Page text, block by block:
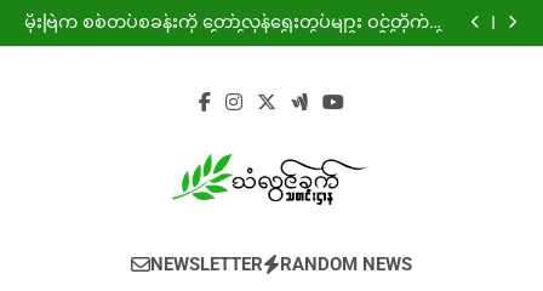
Skip
to
မိုးဗြဲက စစ်တပ်စခန်းကို တော်လှန်ရေးတပ်များ ဝင်တိုက်ပြီး
သုံ့ပန်းနှင့် လက်နက်အချို့ သိမ်းဆည်း
ခလရ ၂၆၄ ရန် နှင့် လေကြောင်းရန်ကြောင့် ကျောက်ကြီး
ကျားဖြန့်ဂယက်နှင့် ရွေးချယ်စရာမဲ့ လူငယ့်အနာဂတ်
မိုးဗြဲက စစ်တပ်စခန်းကို တော်လှန်ရေးတပ်များ ဝင်တိုက်ပြီး
ဒေသခံ ကလေးငယ်များ ပုန်းလျှိုးကွယ်လျှိုး ပညာသင်ကြား
မဲဆောက်တွင် “ Pride of Top 10 % Event ” အခမ်းအနား
NEWSLETTER RANDOM NEWS